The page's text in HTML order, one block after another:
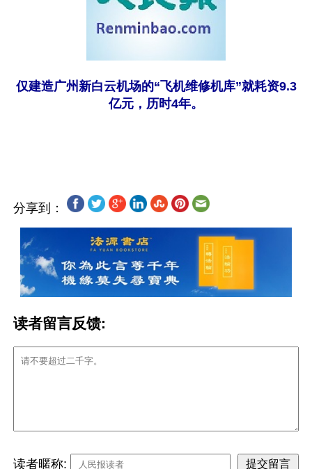
仅建造广州新白云机场的“飞机维修机库”就耗资9.3
亿元，历时4年。
分享到：
读者留言反馈:
读者暱称: